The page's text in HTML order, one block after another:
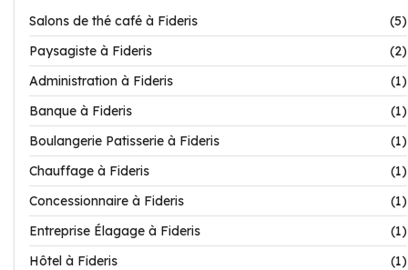
Salons de thé café à Fideris
(5)
Paysagiste à Fideris
(2)
Administration à Fideris
(1)
Banque à Fideris
(1)
Boulangerie Patisserie à Fideris
(1)
Chauffage à Fideris
(1)
Concessionnaire à Fideris
(1)
Entreprise Élagage à Fideris
(1)
Hôtel à Fideris
(1)